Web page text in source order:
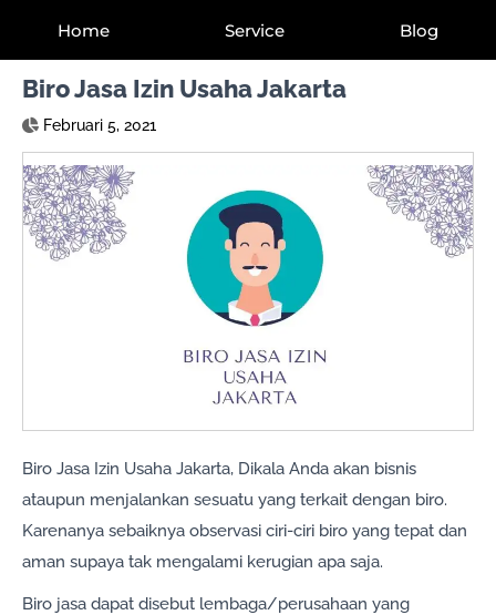
Home Service Blog
Biro Jasa Izin Usaha Jakarta
Februari 5, 2021
Biro Jasa Izin Usaha Jakarta, Dikala Anda akan bisnis
ataupun menjalankan sesuatu yang terkait dengan biro.
Karenanya sebaiknya observasi ciri-ciri biro yang tepat dan
aman supaya tak mengalami kerugian apa saja.
Biro jasa dapat disebut lembaga/perusahaan yang